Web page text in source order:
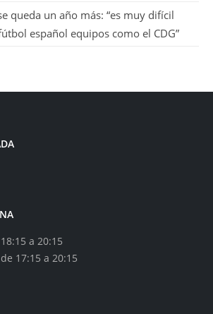
queda un año más: “es muy difícil
español equipos como el CDG”
a 20:15
17:15 a 20:15